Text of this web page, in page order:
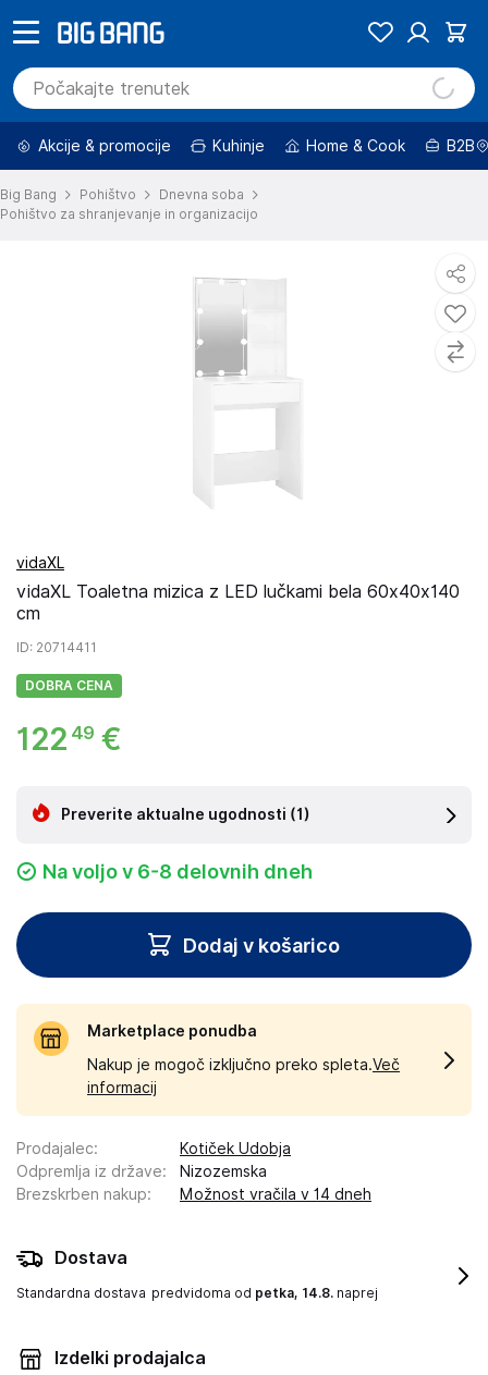
Akcije & promocije Kuhinje Home & Cook B2B
Big Bang Pohištvo
Dnevna soba
Pohištvo za shranjevanje in organizacijo
vidaXL
vidaXL Toaletna mizica z LED lučkami bela 60x40x140
cm
ID: 20714411
DOBRA CENA
122 49 €
Preverite aktualne ugodnosti (1)
Na voljo v 6-8 delovnih dneh
Dodaj v košarico
Marketplace ponudba
Nakup je mogoč izključno preko spleta.Več
informacij
Prodajalec:
Kotiček Udobja
Odpremlja iz države:
Nizozemska
Brezskrben nakup: Možnost vračila v 14 dneh
Dostava
Standardna dostava predvidoma od petka, 14.8. naprej
Izdelki prodajalca